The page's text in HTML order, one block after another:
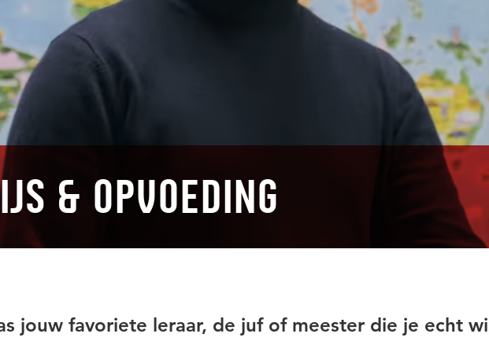
& Opvoeding
jouw favoriete leraar, de juf of meester die je echt